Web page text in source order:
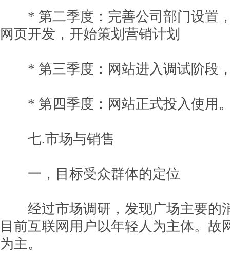
* 第二季度：完善公司部门设置，
网页开发，开始策划营销计划
* 第三季度：网站进入调试阶段
* 第四季度：网站正式投入使用
七.市场与销售
一，目标受众群体的定位
经过市场调研，发现广场主要的
目前互联网用户以年轻人为主体。故
为主。